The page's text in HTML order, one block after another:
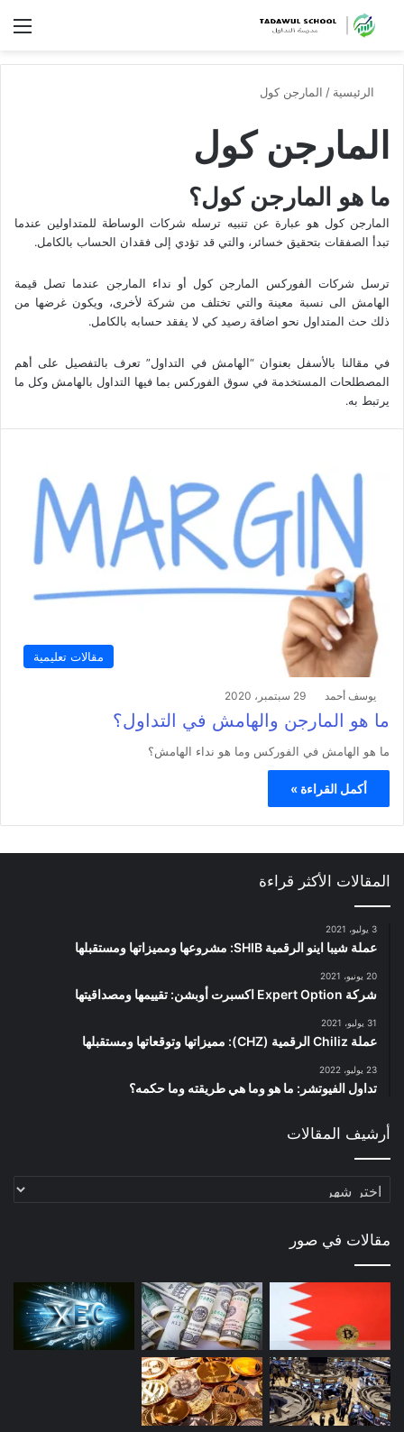
الرئيسية / المارجن كول
المارجن كول
ما هو المارجن كول؟
المارجن كول هو عبارة عن تنبيه ترسله شركات الوساطة للمتداولين عندما
تبدأ الصفقات بتحقيق خسائر، والتي قد تؤدي إلى فقدان الحساب بالكامل.
ترسل شركات الفوركس المارجن كول أو نداء المارجن عندما تصل قيمة
الهامش الى نسبة معينة والتي تختلف من شركة لأخرى، ويكون غرضها من
ذلك حث المتداول نحو اضافة رصيد كي لا يفقد حسابه بالكامل.
في مقالنا بالأسفل بعنوان “الهامش في التداول” تعرف بالتفصيل على أهم
المصطلحات المستخدمة في سوق الفوركس بما فيها التداول بالهامش وكل ما
يرتبط به.
مقالات تعليمية
يوسف أحمد 29 سبتمبر، 2020
ما هو المارجن والهامش في التداول؟
ما هو الهامش في الفوركس وما هو نداء الهامش؟
أكمل القراءة »
المقالات الأكثر قراءة
3 يوليو، 2021
عملة شيبا اينو الرقمية SHIB: مشروعها ومميزاتها ومستقبلها
20 يونيو، 2021
شركة Expert Option اكسبرت أوبشن: تقييمها ومصداقيتها
31 يوليو، 2021
عملة Chiliz الرقمية (CHZ): مميزاتها وتوقعاتها ومستقبلها
23 يوليو، 2022
تداول الفيوتشر: ما هو وما هي طريقته وما حكمه؟
أرشيف المقالات
أرشيف
مقالات في صور